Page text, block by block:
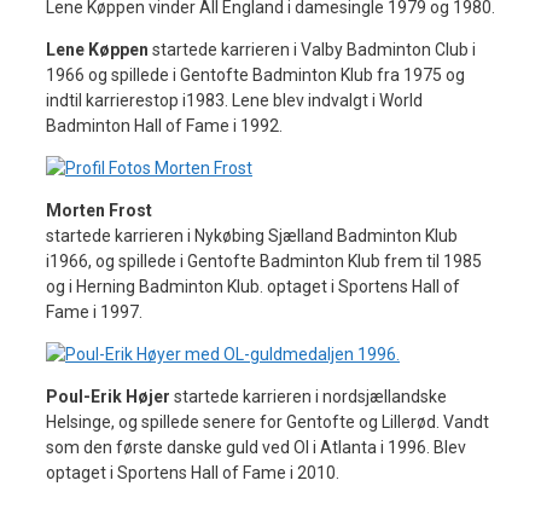
Lene Køppen vinder All England i damesingle 1979 og 1980.
Lene Køppen startede karrieren i Valby Badminton Club i
1966 og spillede i Gentofte Badminton Klub fra 1975 og
indtil karrierestop i1983. Lene blev indvalgt i World
Badminton Hall of Fame i 1992.
Morten Frost
startede karrieren i Nykøbing Sjælland Badminton Klub
i1966, og spillede i Gentofte Badminton Klub frem til 1985
og i Herning Badminton Klub. optaget i Sportens Hall of
Fame i 1997.
Poul-Erik Højer startede karrieren i nordsjællandske
Helsinge, og spillede senere for Gentofte og Lillerød. Vandt
som den første danske guld ved Ol i Atlanta i 1996. Blev
optaget i Sportens Hall of Fame i 2010.